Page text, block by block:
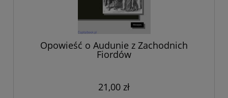
Opowieść o Audunie z Zachodnich
Fiordów
21,00 zł